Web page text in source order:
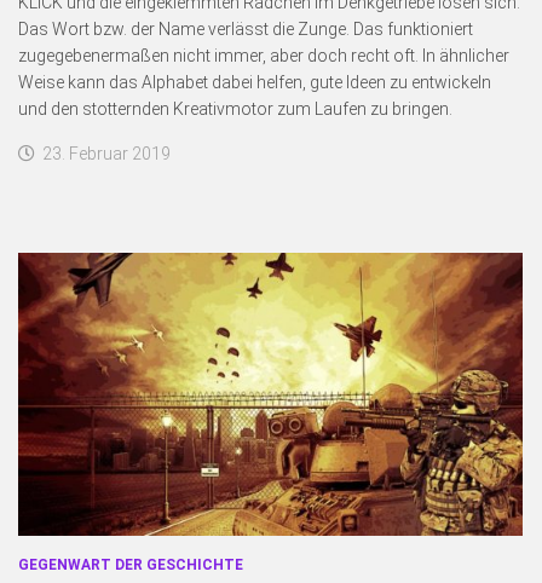
Schnellfinder
Das Wort bzw. der Name verlässt die Zunge. Das funktioniert
zugegebenermaßen nicht immer, aber doch recht oft. In ähnlicher
Weise kann das Alphabet dabei helfen, gute Ideen zu entwickeln
und den stotternden Kreativmotor zum Laufen zu bringen.
23. Februar 2019
GEGENWART DER GESCHICHTE